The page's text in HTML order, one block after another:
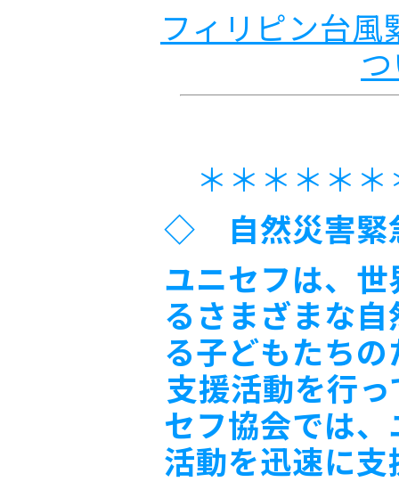
フィリピン台
＊＊＊＊＊
◇ 自然災害緊
ユニセフは、
るさまざまな
る子どもたち
支援活動を行
セフ協会では
活動を迅速に